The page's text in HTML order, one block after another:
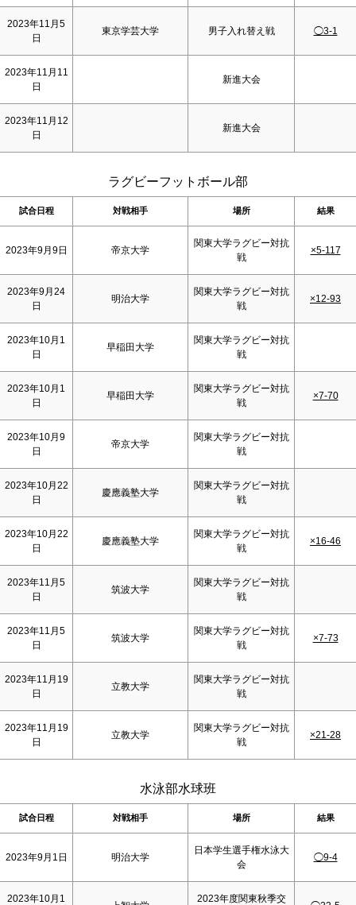
2023年11月5
日
東京学芸大学 男子入れ替え戦 ◯3-1
2023年11月11
日
新進大会
2023年11月12
日
新進大会
ラグビーフットボール部
試合日程 対戦相手 場所 結果
2023年9月9日 帝京大学
関東大学ラグビー対抗
戦
×5-117
2023年9月24
日
明治大学
関東大学ラグビー対抗
戦
×12-93
2023年10月1
日
早稲田大学
関東大学ラグビー対抗
戦
2023年10月1
日
早稲田大学
関東大学ラグビー対抗
戦
×7-70
2023年10月9
日
帝京大学
関東大学ラグビー対抗
戦
2023年10月22
日
慶應義塾大学
関東大学ラグビー対抗
戦
2023年10月22
日
慶應義塾大学
関東大学ラグビー対抗
戦
×16-46
2023年11月5
日
筑波大学
関東大学ラグビー対抗
戦
2023年11月5
日
筑波大学
関東大学ラグビー対抗
戦
×7-73
2023年11月19
日
立教大学
関東大学ラグビー対抗
戦
2023年11月19
日
立教大学
関東大学ラグビー対抗
戦
×21-28
水泳部水球班
試合日程 対戦相手 場所 結果
2023年9月1日 明治大学
日本学生選手権水泳大
会
◯9-4
2023年10月1
2023年度関東秋季交